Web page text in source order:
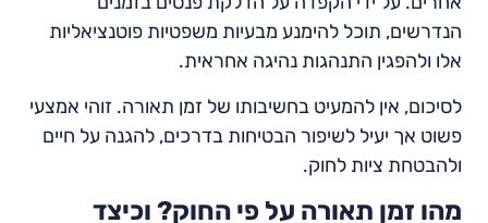
הנדרשים, תוכל להימנע מבעיות משפטיות פוטנציאליות
אלו ולהפגין התנהגות נהיגה אחראית.
לסיכום, אין להמעיט בחשיבותו של זמן תאורה. זוהי אמצעי
פשוט אך יעיל לשיפור הבטיחות בדרכים, להגנה על חיים
ולהבטחת ציות לחוק.
מהו זמן תאורה על פי החוק? וכיצד